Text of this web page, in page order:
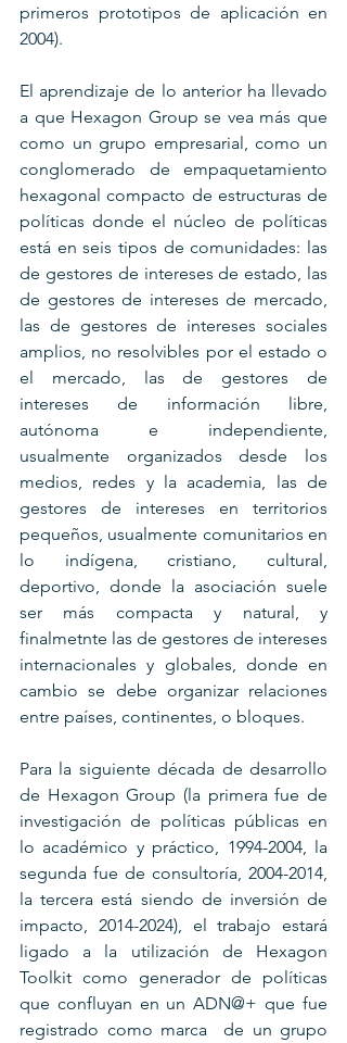
primeros prototipos de aplicación en
2004).
El aprendizaje de lo anterior ha llevado
a que Hexagon Group se vea más que
como un grupo empresarial, como un
conglomerado de empaquetamiento
hexagonal compacto de estructuras de
políticas donde el núcleo de políticas
está en seis tipos de comunidades: las
de gestores de intereses de estado, las
de gestores de intereses de mercado,
las de gestores de intereses sociales
amplios, no resolvibles por el estado o
el mercado, las de gestores de
intereses de información libre,
autónoma e independiente,
usualmente organizados desde los
medios, redes y la academia, las de
gestores de intereses en territorios
pequeños, usualmente comunitarios en
lo indígena, cristiano, cultural,
deportivo, donde la asociación suele
ser más compacta y natural, y
finalmetnte las de gestores de intereses
internacionales y globales, donde en
cambio se debe organizar relaciones
entre países, continentes, o bloques.
Para la siguiente década de desarrollo
de Hexagon Group (la primera fue de
investigación de políticas públicas en
lo académico y práctico, 1994-2004, la
segunda fue de consultoría, 2004-2014,
la tercera está siendo de inversión de
impacto, 2014-2024), el trabajo estará
ligado a la utilización de Hexagon
Toolkit como generador de políticas
que confluyan en un ADN@+ que fue
registrado como marca  de un grupo